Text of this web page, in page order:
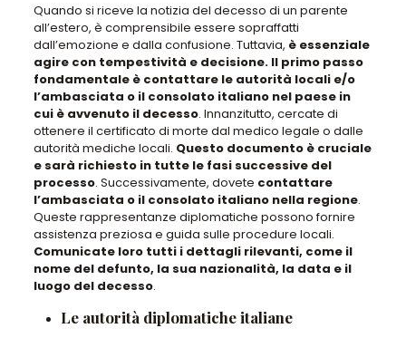
Quando si riceve la notizia del decesso di un parente
all’estero, è comprensibile essere sopraffatti
dall’emozione e dalla confusione. Tuttavia, è essenziale
agire con tempestività e decisione. Il primo passo
fondamentale è contattare le autorità locali e/o
l’ambasciata o il consolato italiano nel paese in
cui è avvenuto il decesso. Innanzitutto, cercate di
ottenere il certificato di morte dal medico legale o dalle
autorità mediche locali. Questo documento è cruciale
e sarà richiesto in tutte le fasi successive del
processo. Successivamente, dovete contattare
l’ambasciata o il consolato italiano nella regione.
Queste rappresentanze diplomatiche possono fornire
assistenza preziosa e guida sulle procedure locali.
Comunicate loro tutti i dettagli rilevanti, come il
nome del defunto, la sua nazionalità, la data e il
luogo del decesso.
Le autorità diplomatiche italiane